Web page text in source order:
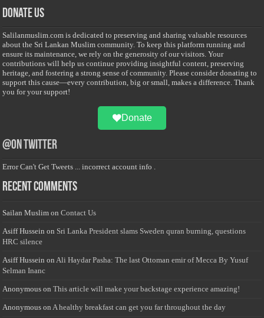
Donate Us
Salilanmuslim.com is dedicated to preserving and sharing valuable resources
about the Sri Lankan Muslim community. To keep this platform running and
ensure its maintenance, we rely on the generosity of our visitors. Your
contributions will help us continue providing insightful content, preserving
heritage, and fostering a strong sense of community. Please consider donating to
support this cause—every contribution, big or small, makes a difference. Thank
you for your support!
Donate
@on Twitter
Error Can't Get Tweets ... incorrect account info .
Recent Comments
Sailan Muslim onContact Us
Asiff Hussein on Sri Lanka President slams Sweden quran burning, questions
HRC silence
Asiff Hussein on Ali Haydar Pasha: The last Ottoman emir of Mecca By Yusuf
Selman Inanc
Anonymous onThis article will make your backstage experience amazing!
Anonymous on A healthy breakfast can get you far throughout the day